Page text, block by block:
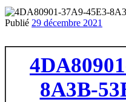
Publié 29 décembre 2021
8A3B-